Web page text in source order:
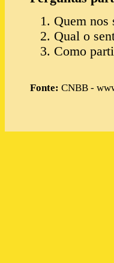
Quem nos
Qual o
Como
Fonte: CNBB -